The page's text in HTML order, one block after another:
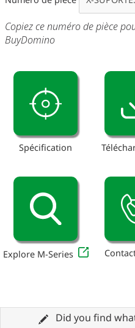
Copiez ce numéro de pièce
BuyDomino
Spécification
Explore M-Series
Did you find